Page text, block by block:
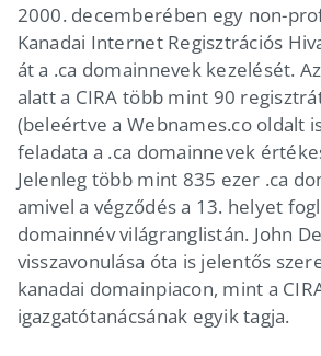
2000. decemberében egy non-
Kanadai Internet Regisztrációs
át a .ca domainnevek kezelését.
alatt a CIRA több mint 90
(beleértve a Webnames.co oldalt
feladata a .ca domainnevek
Jelenleg több mint 835 ezer .ca
amivel a végződés a 13. helyet
domainnév világranglistán. John
visszavonulása óta is jelentős
kanadai domainpiacon, mint a
igazgatótanácsának egyik tagja.